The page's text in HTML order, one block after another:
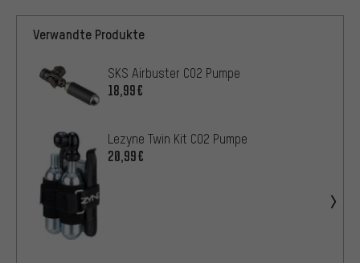
Verwandte Produkte
SKS Airbuster CO2 Pumpe
18,99€
Lezyne Twin Kit CO2 Pumpe
20,99€